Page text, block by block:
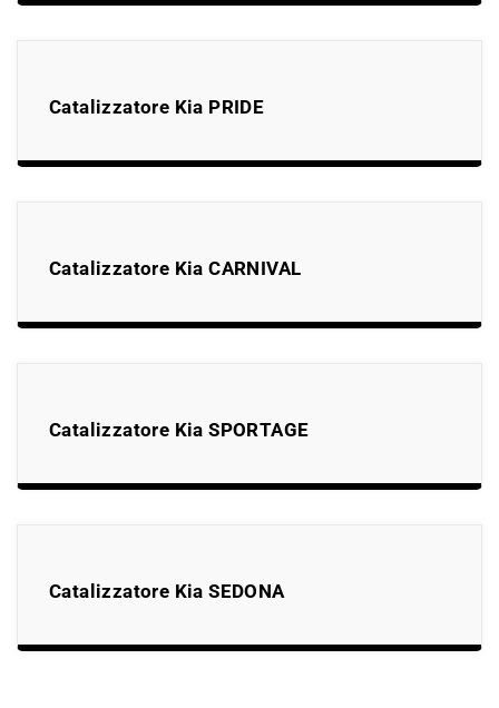
Catalizzatore Kia PRIDE
Catalizzatore Kia CARNIVAL
Catalizzatore Kia SPORTAGE
Catalizzatore Kia SEDONA